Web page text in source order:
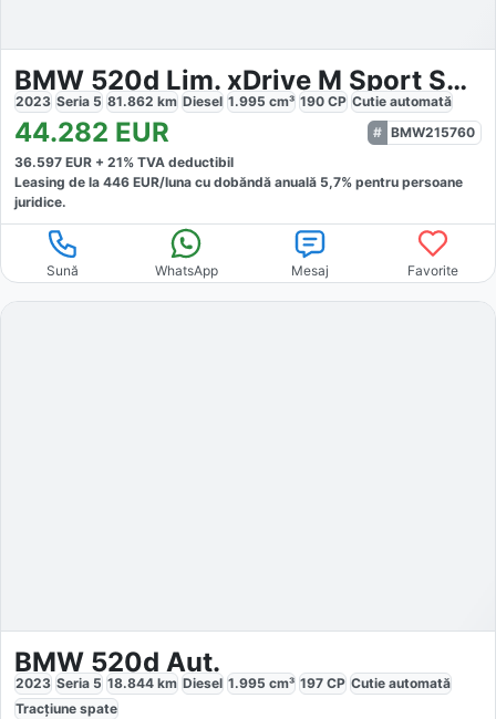
BMW 520d Lim. xDrive M Sport Shadow Laser
2023 Seria 5 81.862 km Diesel 1.995 cm³ 190 CP Cutie automată
44.282 EUR
BMW215760
36.597 EUR + 21% TVA deductibil
Leasing de la 446 EUR/luna cu dobăndă anuală 5,7% pentru persoane
juridice.
Sună WhatsApp Mesaj Favorite
BMW 520d Aut.
2023 Seria 5 18.844 km Diesel 1.995 cm³ 197 CP Cutie automată
Tracțiune spate